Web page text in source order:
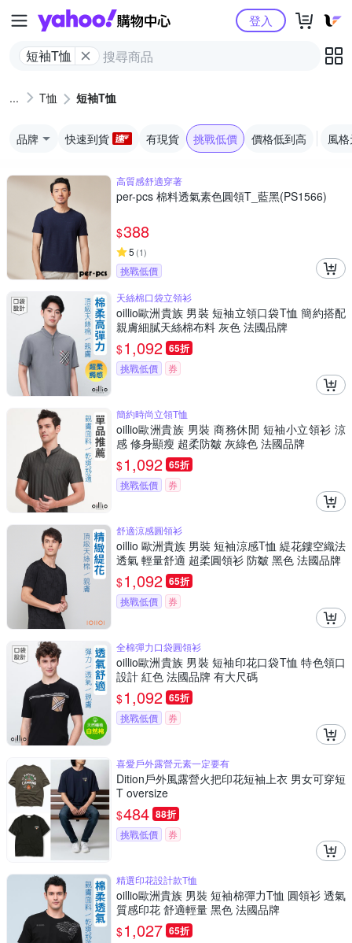
Yahoo購物中心
短袖T恤
登入
T恤 短袖T恤
品牌 快速到貨 有現貨 挑戰低價 價格低到高 風
高質感舒適穿著
per-pcs 棉料透氣素色圓領T_藍黑(PS1566)
$388
5 (1)
挑戰低價
天絲棉口袋立領衫
oillio歐洲貴族 男裝 短袖立領口袋T恤 簡約搭配
親膚細膩天絲棉布料 灰色 法國品牌
$1,092 65折
挑戰低價 券
簡約時尚立領T恤
oillio歐洲貴族 男裝 商務休閒 短袖小立領衫 涼
感 修身顯瘦 超柔防皺 灰綠色 法國品牌
$1,092 65折
挑戰低價 券
舒適涼感圓領衫
oillio 歐洲貴族 男裝 短袖涼感T恤 緹花鏤空織法
透氣 輕量舒適 超柔圓領衫 防皺 黑色 法國品牌
$1,092 65折
挑戰低價 券
全棉彈力口袋圓領衫
oillio歐洲貴族 男裝 短袖印花口袋T恤 特色領口
設計 紅色 法國品牌 有大尺碼
$1,092 65折
挑戰低價 券
喜愛戶外露營元素一定要有
Dition戶外風露營火把印花短袖上衣 男女可穿短
T oversize
$484 88折
挑戰低價 券
精選印花設計款T恤
oillio歐洲貴族 男裝 短袖棉彈力T恤 圓領衫 透氣
質感印花 舒適輕量 黑色 法國品牌
$1,027 65折